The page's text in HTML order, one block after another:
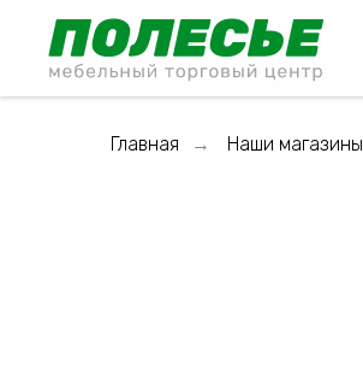
Главная → Наши магазины